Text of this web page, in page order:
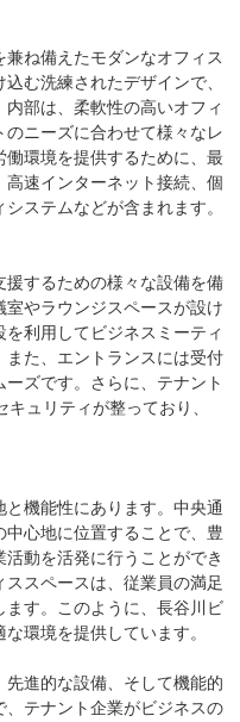
ね備えたモダンなオフィス
む洗練されたデザインで、
部は、柔軟性の高いオフィ
ニーズに合わせて様々なレ
環境を提供するために、最
速インターネット接続、個
ステムなどが含まれます。
するための様々な設備を備
やラウンジスペースが設け
利用してビジネスミーティ
また、エントランスには受付
ズです。さらに、テナント
ュリティが整っており、
機能性にあります。中央通
中心地に位置することで、豊
動を活発に行うことができ
スペースは、従業員の満足
ます。このように、長谷川ビ
環境を提供しています。
進的な設備、そして機能的
テナント企業がビジネスの